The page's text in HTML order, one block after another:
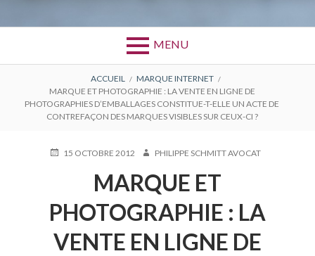
MENU
D'ARIANE
ACCUEIL
MARQUE INTERNET
MARQUE ET PHOTOGRAPHIE : LA VENTE EN LIGNE DE
PHOTOGRAPHIES D’EMBALLAGES CONSTITUE-T-ELLE UN ACTE DE
CONTREFAÇON DES MARQUES VISIBLES SUR CEUX-CI ?
PUBLIÉ15 OCTOBRE 2012 AUTEURPHILIPPE SCHMITT AVOCAT
MARQUE ET
PHOTOGRAPHIE : LA
VENTE EN LIGNE DE